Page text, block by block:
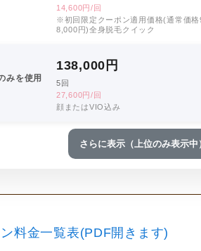
14,600円/回
※初回限定クーポン適用価格(通常価格
8,000円)全身脱毛クイック
みを使用
138,000 円
5回
27,600円/回
顔またはVIO込み
さらに表示（上位のみ表示中
料金一覧表(PDF開きます)